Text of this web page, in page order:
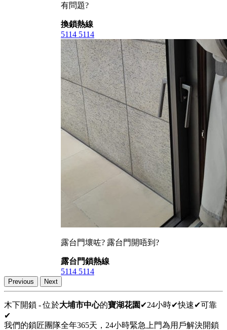
有問題?
換鎖熱線
5114 5114
露台門壞咗? 露台門開唔到?
露台門鎖熱線
5114 5114
Previous Next
木下開鎖 - 位於大埔市中心的寶湖花園 ✔24小時✔快速✔可靠
✔
我們的鎖匠團隊全年365天，24小時緊急上門為用戶解決開鎖